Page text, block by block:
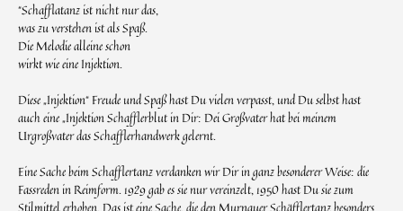
“Schafflatanz ist nicht nur das,
was zu verstehen ist als Spaß.
Die Melodie alleine schon
wirkt wie eine Injektion.
Diese „Injektion“ Freude und Spaß hast Du vielen verpasst, und Du selbst hast
auch eine „Injektion Schafflerblut in Dir: Dei Großvater hat bei meinem
Urgroßvater das Schafflerhandwerk gelernt.
Eine Sache beim Schafflertanz verdanken wir Dir in ganz besonderer Weise: die
Fassreden in Reimform. 1929 gab es sie nur vereinzelt, 1950 hast Du sie zum
Stilmittel erhoben. Das ist eine Sache, die den Murnauer Schäfflertanz besonders